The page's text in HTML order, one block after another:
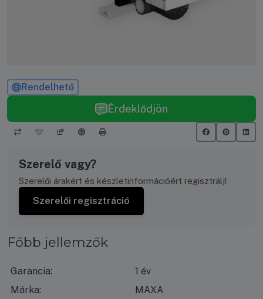
Rendelhető
Érdeklődjön
Szerelő vagy?
Szerelői árakért és készletinformációért regisztrálj!
Szerelői regisztráció
Főbb jellemzők
Garancia:
1 év
Márka:
MAXA